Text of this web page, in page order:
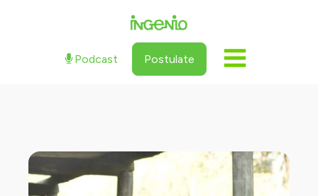
Podcast Postulate